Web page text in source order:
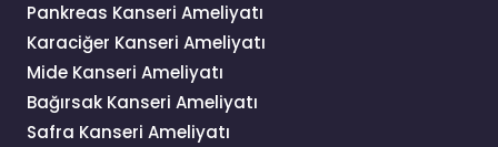
Pankreas Kanseri Ameliyatı
Karaciğer Kanseri Ameliyatı
Mide Kanseri Ameliyatı
Bağırsak Kanseri Ameliyatı
Safra Kanseri Ameliyatı